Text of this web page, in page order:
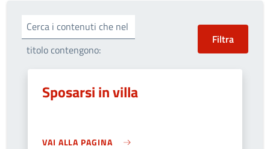
Cerca i contenuti che nel
titolo contengono:
Sposarsi in villa
VAI ALLA PAGINA